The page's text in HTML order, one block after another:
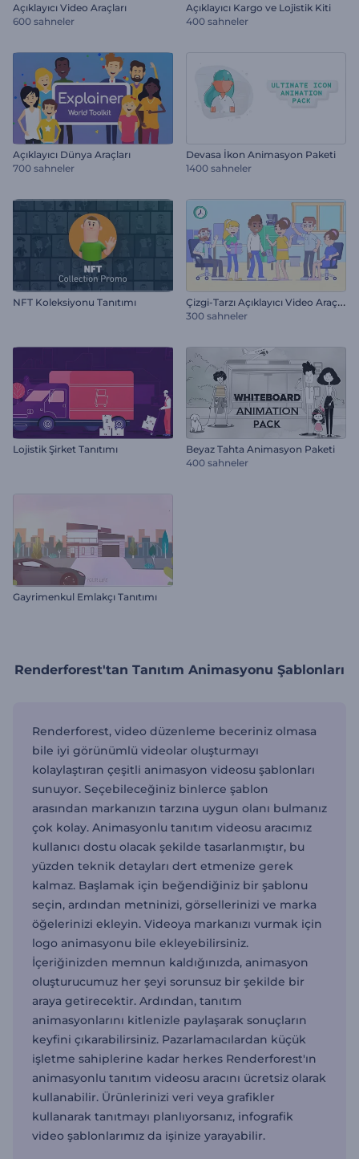
Açıklayıcı Video Araçları
600 sahneler
Açıklayıcı Kargo ve Lojistik Kiti
400 sahneler
Açıklayıcı Dünya Araçları
700 sahneler
Devasa İkon Animasyon Paketi
1400 sahneler
NFT Koleksiyonu Tanıtımı Ç
izgi-Tarzı Açıklayıcı Video Araçları
300 sahneler
Lojistik Şirket Tanıtımı
Beyaz Tahta Animasyon Paketi
400 sahneler
Gayrimenkul Emlakçı Tanıtımı
Renderforest'tan Tanıtım Animasyonu Şablonları
Renderforest, video düzenleme beceriniz olmasa
bile iyi görünümlü videolar oluşturmayı
kolaylaştıran çeşitli animasyon videosu şablonları
sunuyor. Seçebileceğiniz binlerce şablon
arasından markanızın tarzına uygun olanı bulmanız
çok kolay. Animasyonlu tanıtım videosu aracımız
kullanıcı dostu olacak şekilde tasarlanmıştır, bu
yüzden teknik detayları dert etmenize gerek
kalmaz. Başlamak için beğendiğiniz bir şablonu
seçin, ardından metninizi, görsellerinizi ve marka
öğelerinizi ekleyin. Videoya markanızı vurmak için
logo animasyonu bile ekleyebilirsiniz.
İçeriğinizden memnun kaldığınızda, animasyon
oluşturucumuz her şeyi sorunsuz bir şekilde bir
araya getirecektir. Ardından, tanıtım
animasyonlarını kitlenizle paylaşarak sonuçların
keyfini çıkarabilirsiniz. Pazarlamacılardan küçük
işletme sahiplerine kadar herkes Renderforest'ın
animasyonlu tanıtım videosu aracını ücretsiz olarak
kullanabilir. Ürünlerinizi veri veya grafikler
kullanarak tanıtmayı planlıyorsanız, infografik
video şablonlarımız da işinize yarayabilir.